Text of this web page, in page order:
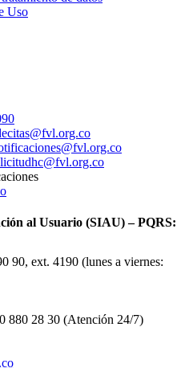
Uso
al Usuario (SIAU) – PQRS:
90, ext. 4190 (lunes a viernes:
880 28 30 (Atención 24/7)